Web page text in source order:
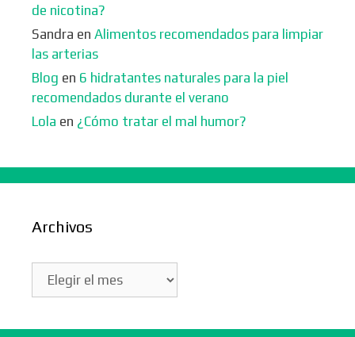
de nicotina?
Sandra en Alimentos recomendados para limpiar
las arterias
Blog en 6 hidratantes naturales para la piel
recomendados durante el verano
Lola en ¿Cómo tratar el mal humor?
Archivos
Archivos